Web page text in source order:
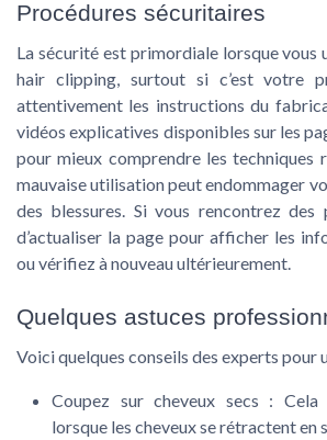
Procédures sécuritaires
La sécurité est primordiale lorsque vous
hair clipping, surtout si c’est votre
attentivement les instructions du
vidéos explicatives disponibles sur les
pour mieux comprendre les techniques
mauvaise utilisation peut endommager
des blessures. Si vous rencontrez des
d’actualiser la page pour afficher les
ou vérifiez à nouveau ultérieurement.
Quelques astuces
Voici quelques conseils des experts pour
Coupez sur cheveux secs : Cela
lorsque les cheveux se rétractent en